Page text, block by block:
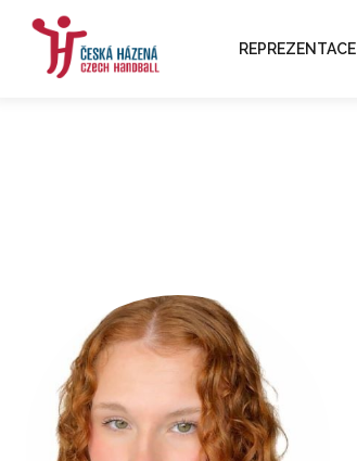
REPREZENTACE